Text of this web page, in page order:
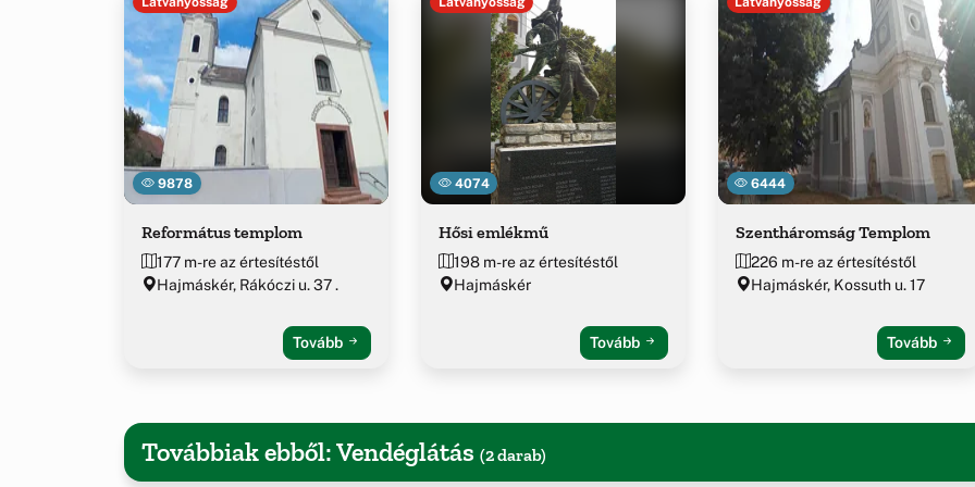
9878
Református templom
177 m-re az értesítéstől
Hajmáskér, Rákóczi u. 37 .
Tovább
4074
Hősi emlékmű
198 m-re az értesítéstől
Hajmáskér
Tovább
6444
Szentháromság Templom
226 m-re az értesítéstől
Hajmáskér, Kossuth u. 17
Tovább
Továbbiak ebből: Vendéglátás (2 darab)